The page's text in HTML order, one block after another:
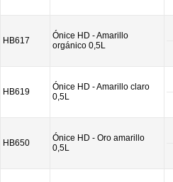
HB617
Ónice HD - Amarillo
orgánico 0,5L
HB619
Ónice HD - Amarillo claro
0,5L
HB650
Ónice HD - Oro amarillo
0,5L